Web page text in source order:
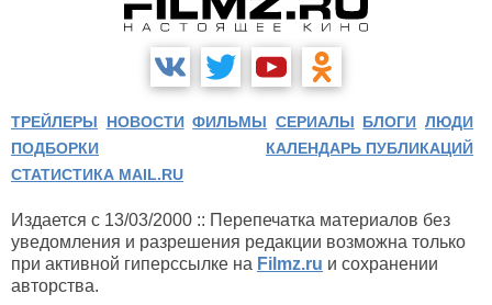
ТРЕЙЛЕРЫ НОВОСТИ ФИЛЬМЫ СЕРИАЛЫ БЛОГИ ЛЮДИ
ПОДБОРКИ
КАЛЕНДАРЬ ПУБЛИКАЦИЙ
СТАТИСТИКА MAIL.RU
Издается с 13/03/2000 :: Перепечатка материалов без
уведомления и разрешения редакции возможна только
при активной гиперссылке на Filmz.ru и сохранении
авторства.